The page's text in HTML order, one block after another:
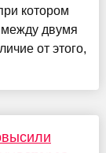
котором
двумя
от этого,